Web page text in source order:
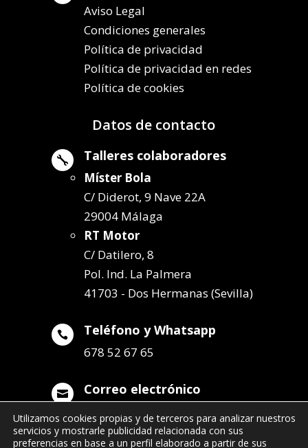
Aviso Legal
Condiciones generales
Política de privacidad
Política de privacidad en redes
Política de cookies
Datos de contacto
 Talleres colaboradores
Míster Bola
C/ Diderot, 9 Nave 22A
29004 Málaga
RT Motor
C/ Datilero, 8
Pol. Ind. La Palmera
41703 - Dos Hermanas (Sevilla)
 Teléfono y Whatsapp
678 52 67 65
 Correo electrónico
info@remolqueszabala.com
Utilizamos cookies propias y de terceros para analizar nuestros
servicios y mostrarle publicidad relacionada con sus
preferencias en base a un perfil elaborado a partir de sus